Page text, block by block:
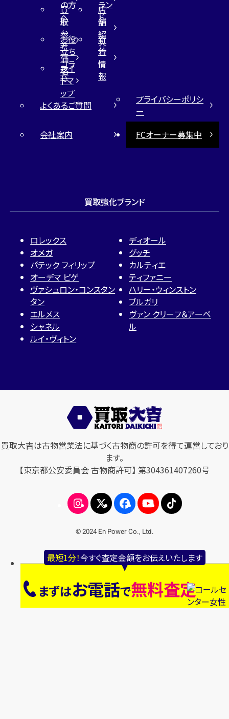
最短1分！今すぐ査定金額をお伝えいたします
まずはお電話で無料査定
の方
へ
ラン
ド
買
取
参
考
価
格
店
舗
紹
介
お役
立ち
コラ
ム
新
着
情
報
サイ
トマ
ップ
よくあるご質問
プライバシーポリシ
ー
会社案内
FCオーナー募集中
買取強化ブランド
ロレックス
オメガ
パテック フィリップ
オーデマ ピゲ
ヴァシュロン・コンスタン
タン
エルメス
シャネル
ルイ・ヴィトン
ディオール
グッチ
カルティエ
ティファニー
ハリー・ウィンストン
ブルガリ
ヴァン クリーフ＆アーペ
ル
買取大吉は古物営業法に基づく古物商の許可を得て運営しており
ます。
【東京都公安委員会 古物商許可】 第304361407260号
© 2024 En Power Co., Ltd.